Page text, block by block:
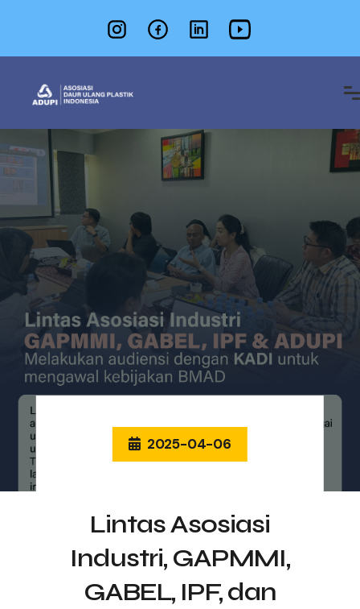
2025-04-06
Lintas Asosiasi
Industri, GAPMMI,
GABEL, IPF, dan